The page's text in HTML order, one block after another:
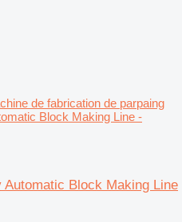
de fabrication de parpaing
Block Making Line -
Block Making Line